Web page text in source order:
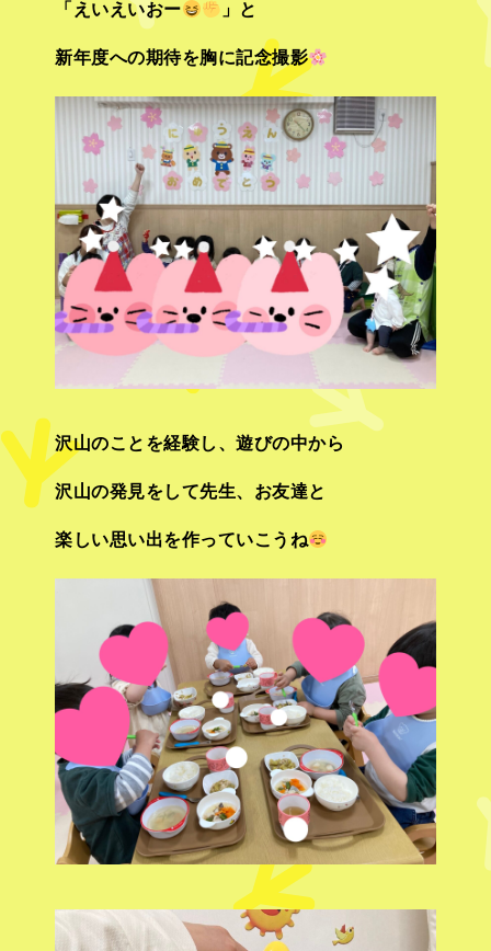
「えいえいおー 」と
新年度への期待を胸に記念撮影
沢山のことを経験し、遊びの中から
沢山の発見をして先生、お友達と
楽しい思い出を作っていこうね